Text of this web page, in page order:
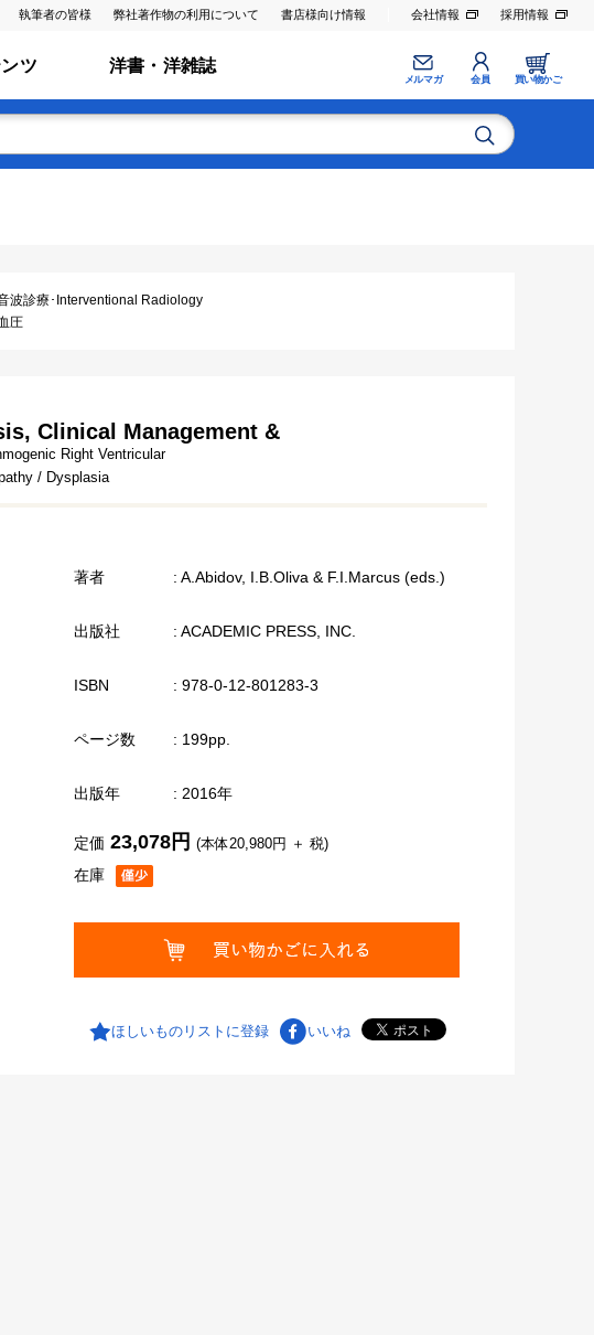
執筆者の皆様 弊社著作物の利用について 書店様向け情報 会社情報 採用情報
ツ 洋書・洋雑誌
メルマガ 会員 買い物かご
波診療･Interventional Radiology
圧
Clinical Management &
Right Ventricular
/ Dysplasia
著者 : A.Abidov, I.B.Oliva & F.I.Marcus (eds.)
出版社 : ACADEMIC PRESS, INC.
ISBN : 978-0-12-801283-3
ページ数 : 199pp.
出版年 : 2016年
在庫
定価 23,078円 (本体20,980円 ＋ 税)
ほしいものリストに登録 いいね